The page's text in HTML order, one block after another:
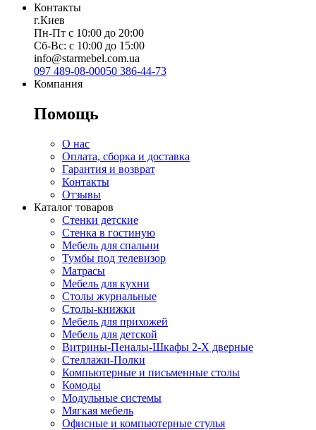
Контакты
г.Киев
Пн-Пт с 10:00 до 20:00
Сб-Вс: с 10:00 до 15:00
info@starmebel.com.ua
097 489-08-00050 386-44-73
Компания
Помощь
О нас
Оплата, сборка и доставка
Гарантия и возврат
Контакты
Отзывы
Каталог товаров
Стенки детские
Стенка в гостиную
Мебель для спальни
Тумбы под телевизор
Матрасы
Мебель для кухни
Столы журнальные
Столы-книжки
Мебель для прихожей
Мебель для детской
Витрины-Пеналы-Шкафы 2-Х дверные
Стеллажи-Полки
Компьютерные и письменные столы
Комоды
Модульные системы
Мягкая мебель
Офисные и компьютерные стулья